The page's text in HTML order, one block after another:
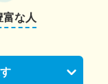
な人